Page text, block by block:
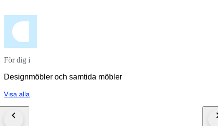
För dig i
Designmöbler och samtida möbler
Visa alla